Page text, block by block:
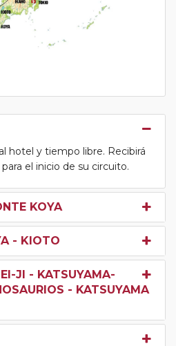
hotel y tiempo libre. Recibirá
el inicio de su circuito.
KOYA
- KIOTO
JI - KATSUYAMA-
- KATSUYAMA